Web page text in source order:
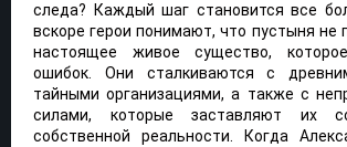
следа? Каждый шаг становится все
вскоре герои понимают, что пустыня не
настоящее живое существо,
ошибок. Они сталкиваются с
тайными организациями, а также с
силами, которые заставляют их
собственной реальности. Когда